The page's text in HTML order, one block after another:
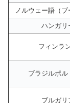
ノルウェー語（ブ
ハンガリ
フィンラ
ブラジルポル
ブルガリ